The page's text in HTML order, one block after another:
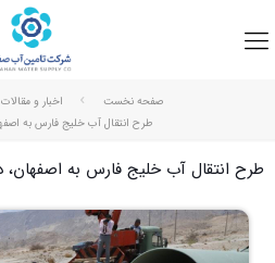
صفحه نخست اخبار و مقالات
طرح انتقال آب خلیج فارس به
طرح انتقال آب خلیج فارس به اصفهان،